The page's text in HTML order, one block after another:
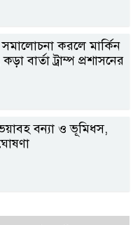
করলে মার্কিন
বার্তা ট্রাম্প প্রশাসনের
ভয়াবহ বন্যা ও ভূমিধস,